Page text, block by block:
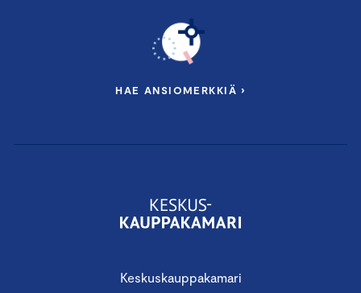
Keskuskauppakamari
HAE ANSIOMERKKIÄ ›